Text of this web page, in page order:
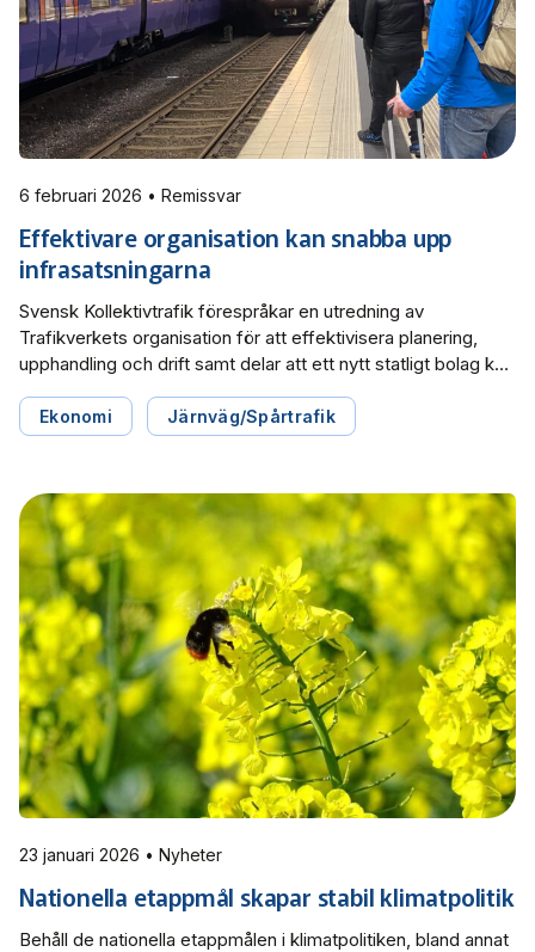
6 februari 2026 • Remissvar
Effektivare organisation kan snabba upp
infrasatsningarna
Svensk Kollektivtrafik förespråkar en utredning av
Trafikverkets organisation för att effektivisera planering,
upphandling och drift samt delar att ett nytt statligt bolag kan
framgår av remissvaret angående utredningen Effektivare
organisering och genomförande av statlig väg och järnväg.
Ekonomi Järnväg/Spårtrafik
23 januari 2026 • Nyheter
Nationella etappmål skapar stabil klimatpolitik
Behåll de nationella etappmålen i klimatpolitiken, bland annat